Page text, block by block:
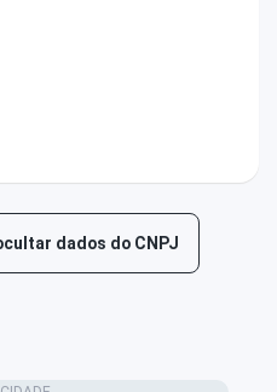
dados do CNPJ